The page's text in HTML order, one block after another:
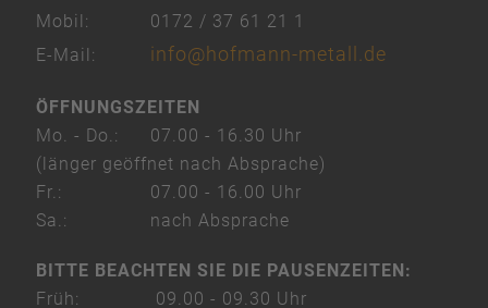
Mobil:
0172 / 37 61 21 1
E-Mail:
info@hofmann-metall.de
ÖFFNUNGSZEITEN
Mo. - Do.:
07.00 - 16.30 Uhr
(länger geöffnet nach Absprache)
Fr.:
07.00 - 16.00 Uhr
Sa.:
nach Absprache
BITTE BEACHTEN SIE DIE PAUSENZEITEN:
Früh:
09.00 - 09.30 Uhr